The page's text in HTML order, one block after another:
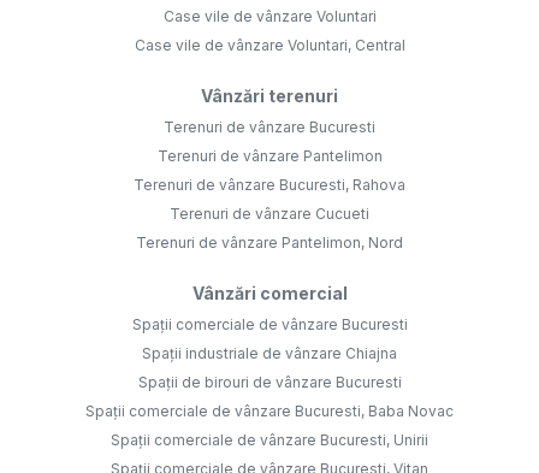
Case vile de vânzare Voluntari
Case vile de vânzare Voluntari, Central
Vânzări terenuri
Terenuri de vânzare Bucuresti
Terenuri de vânzare Pantelimon
Terenuri de vânzare Bucuresti, Rahova
Terenuri de vânzare Cucueti
Terenuri de vânzare Pantelimon, Nord
Vânzări comercial
Spații comerciale de vânzare Bucuresti
Spații industriale de vânzare Chiajna
Spații de birouri de vânzare Bucuresti
Spații comerciale de vânzare Bucuresti, Baba Novac
Spații comerciale de vânzare Bucuresti, Unirii
Spații comerciale de vânzare Bucuresti, Vitan